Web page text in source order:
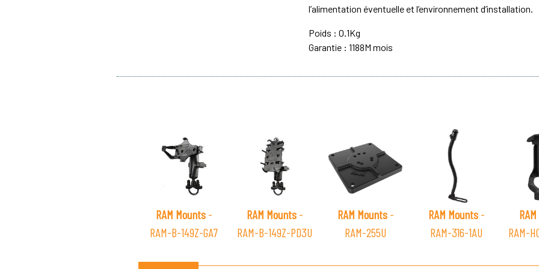
l’alimentation éventuelle et l’environnement d’installation.
Poids : 0.1Kg
Garantie : 1188M mois
RAM Mounts-
RAM-B-149Z-GA7
RAM Mounts-
RAM-B-149Z-PD3U
RAM Mounts-
RAM-255U
RAM Mounts-
RAM-316-1AU
RAM-